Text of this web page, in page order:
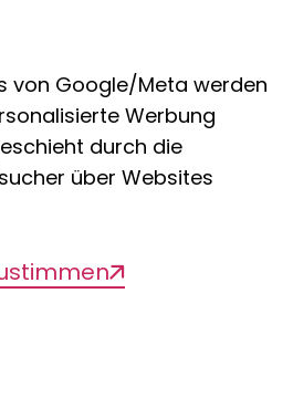
von Google/Meta werden
Werbung
durch die
über Websites